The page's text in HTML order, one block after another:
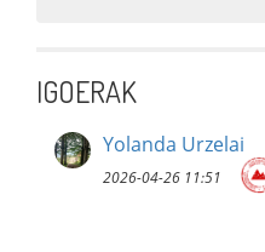
IGOERAK
Yolanda Urzelai
2026-04-26 11:51